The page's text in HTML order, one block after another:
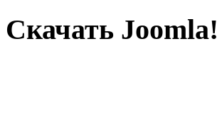
Скачать Joomla!